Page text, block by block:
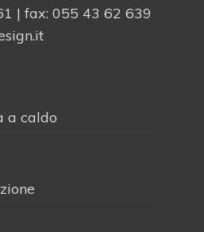
| fax: 055 43 62 639
a caldo